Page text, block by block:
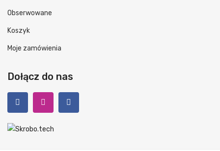
Obserwowane
Koszyk
Moje zamówienia
Dołącz do nas